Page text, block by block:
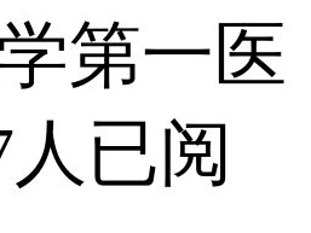
第一医
人已阅